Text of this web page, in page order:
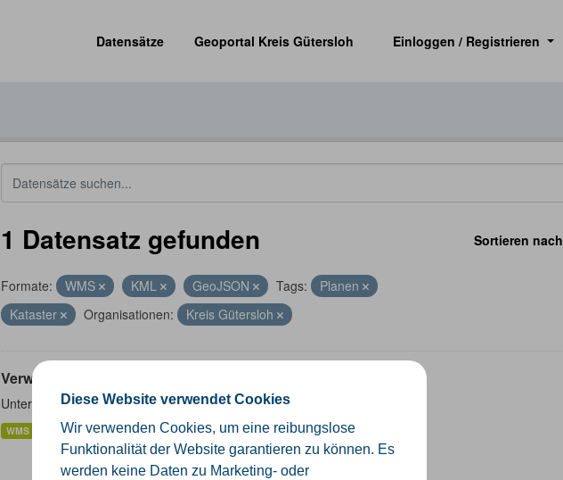
Diese Website verwendet Cookies
Wir verwenden Cookies, um eine reibungslose
Funktionalität der Website garantieren zu können. Es
werden keine Daten zu Marketing- oder
Datensätze
Geoportal Kreis Gütersloh Einloggen / Registrieren
Sortieren nach
1 Datensatz gefunden
Formate: WMS KML GeoJSON Tags:
Planen
Kataster
Organisationen: Kreis Gütersloh
Verwaltungsgrenzen
Unterschiedliche Ebenen der Verwaltungsgrenzen im Kreis Gütersloh
WMS SHP GeoJSON KML